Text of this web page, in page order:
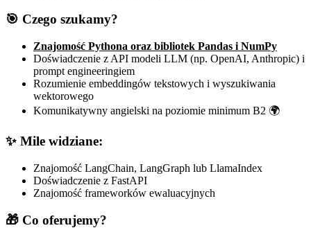
🎯 Czego szukamy?
Znajomość Pythona oraz bibliotek Pandas i NumPy
Doświadczenie z API modeli LLM (np. OpenAI, Anthropic) i
prompt engineeringiem
Rozumienie embeddingów tekstowych i wyszukiwania
wektorowego
Komunikatywny angielski na poziomie minimum B2 🌍
✨ Mile widziane:
Znajomość LangChain, LangGraph lub LlamaIndex
Doświadczenie z FastAPI
Znajomość frameworków ewaluacyjnych
🎁 Co oferujemy?